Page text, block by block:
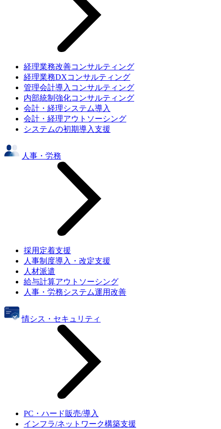
経理業務改善コンサルティング
経理業務DXコンサルティング
管理会計導入コンサルティング
内部統制強化コンサルティング
会計・経理システム導入
会計・経理アウトソーシング
システムの初期導入支援
人事・労務
採用定着支援
人事制度導入・改定支援
人材派遣
給与計算アウトソーシング
人事・労務システム運用改善
情シス・セキュリティ
PC・ハード販売/導入
インフラ/ネットワーク構築支援